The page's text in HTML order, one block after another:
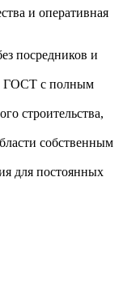
и оперативная
посредников и
ГОСТ с полным
строительства,
собственным
для постоянных